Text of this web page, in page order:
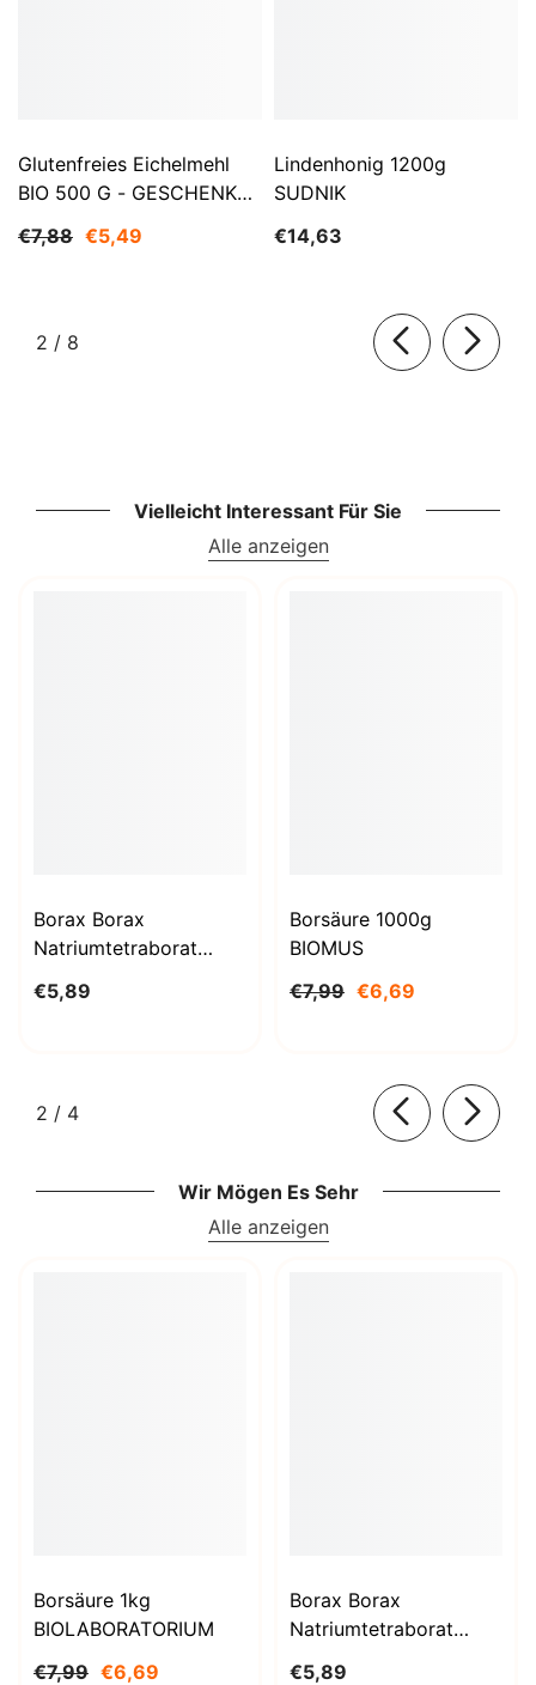
Glutenfreies Eichelmehl
BIO 500 G - GESCHENKE
€7,88 €5,49
Lindenhonig 1200g
SUDNIK
€14,63
2 / von
8
Vielleicht Interessant Für Sie
Alle anzeigen
Borax Borax
Natriumtetraborat
STANLAB
€5,89
Borsäure 1000g
BIOMUS
€7,99 €6,69
2 / von
4
Wir Mögen Es Sehr
Alle anzeigen
Borsäure 1kg
BIOLABORATORIUM
€7,99 €6,69
Borax Borax
Natriumtetraborat
€5,89